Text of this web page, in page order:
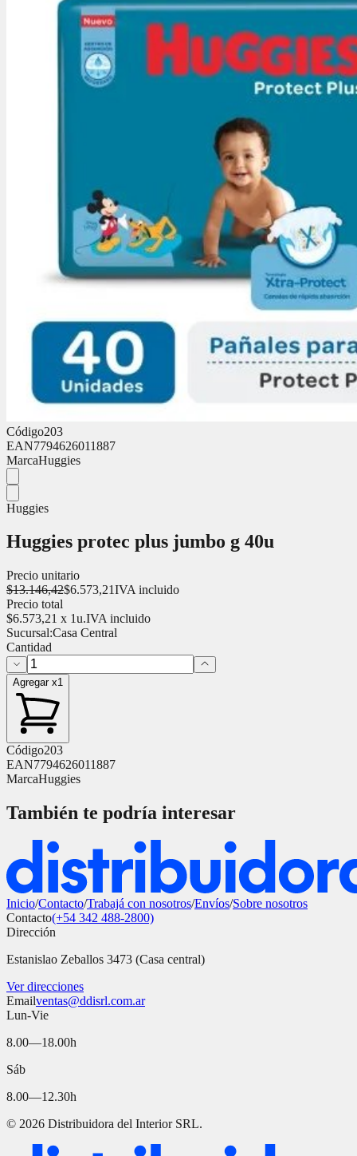
Código203
EAN7794626011887
MarcaHuggies
Huggies
Huggies protec plus jumbo g 40u
Precio unitario
$13.146,42$6.573,21IVA incluido
Precio total
$6.573,21 x 1u.IVA incluido
Sucursal:Casa Central
Cantidad
Agregar x1
Código203
EAN7794626011887
MarcaHuggies
También te podría interesar
Inicio/Contacto/Trabajá con nosotros/Envíos/Sobre nosotros
Contacto(+54 342 488-2800)
Dirección
Estanislao Zeballos 3473 (Casa central)
Ver direcciones
Emailventas@ddisrl.com.ar
Lun-Vie
8.00—18.00h
Sáb
8.00—12.30h
© 2026 Distribuidora del Interior SRL.